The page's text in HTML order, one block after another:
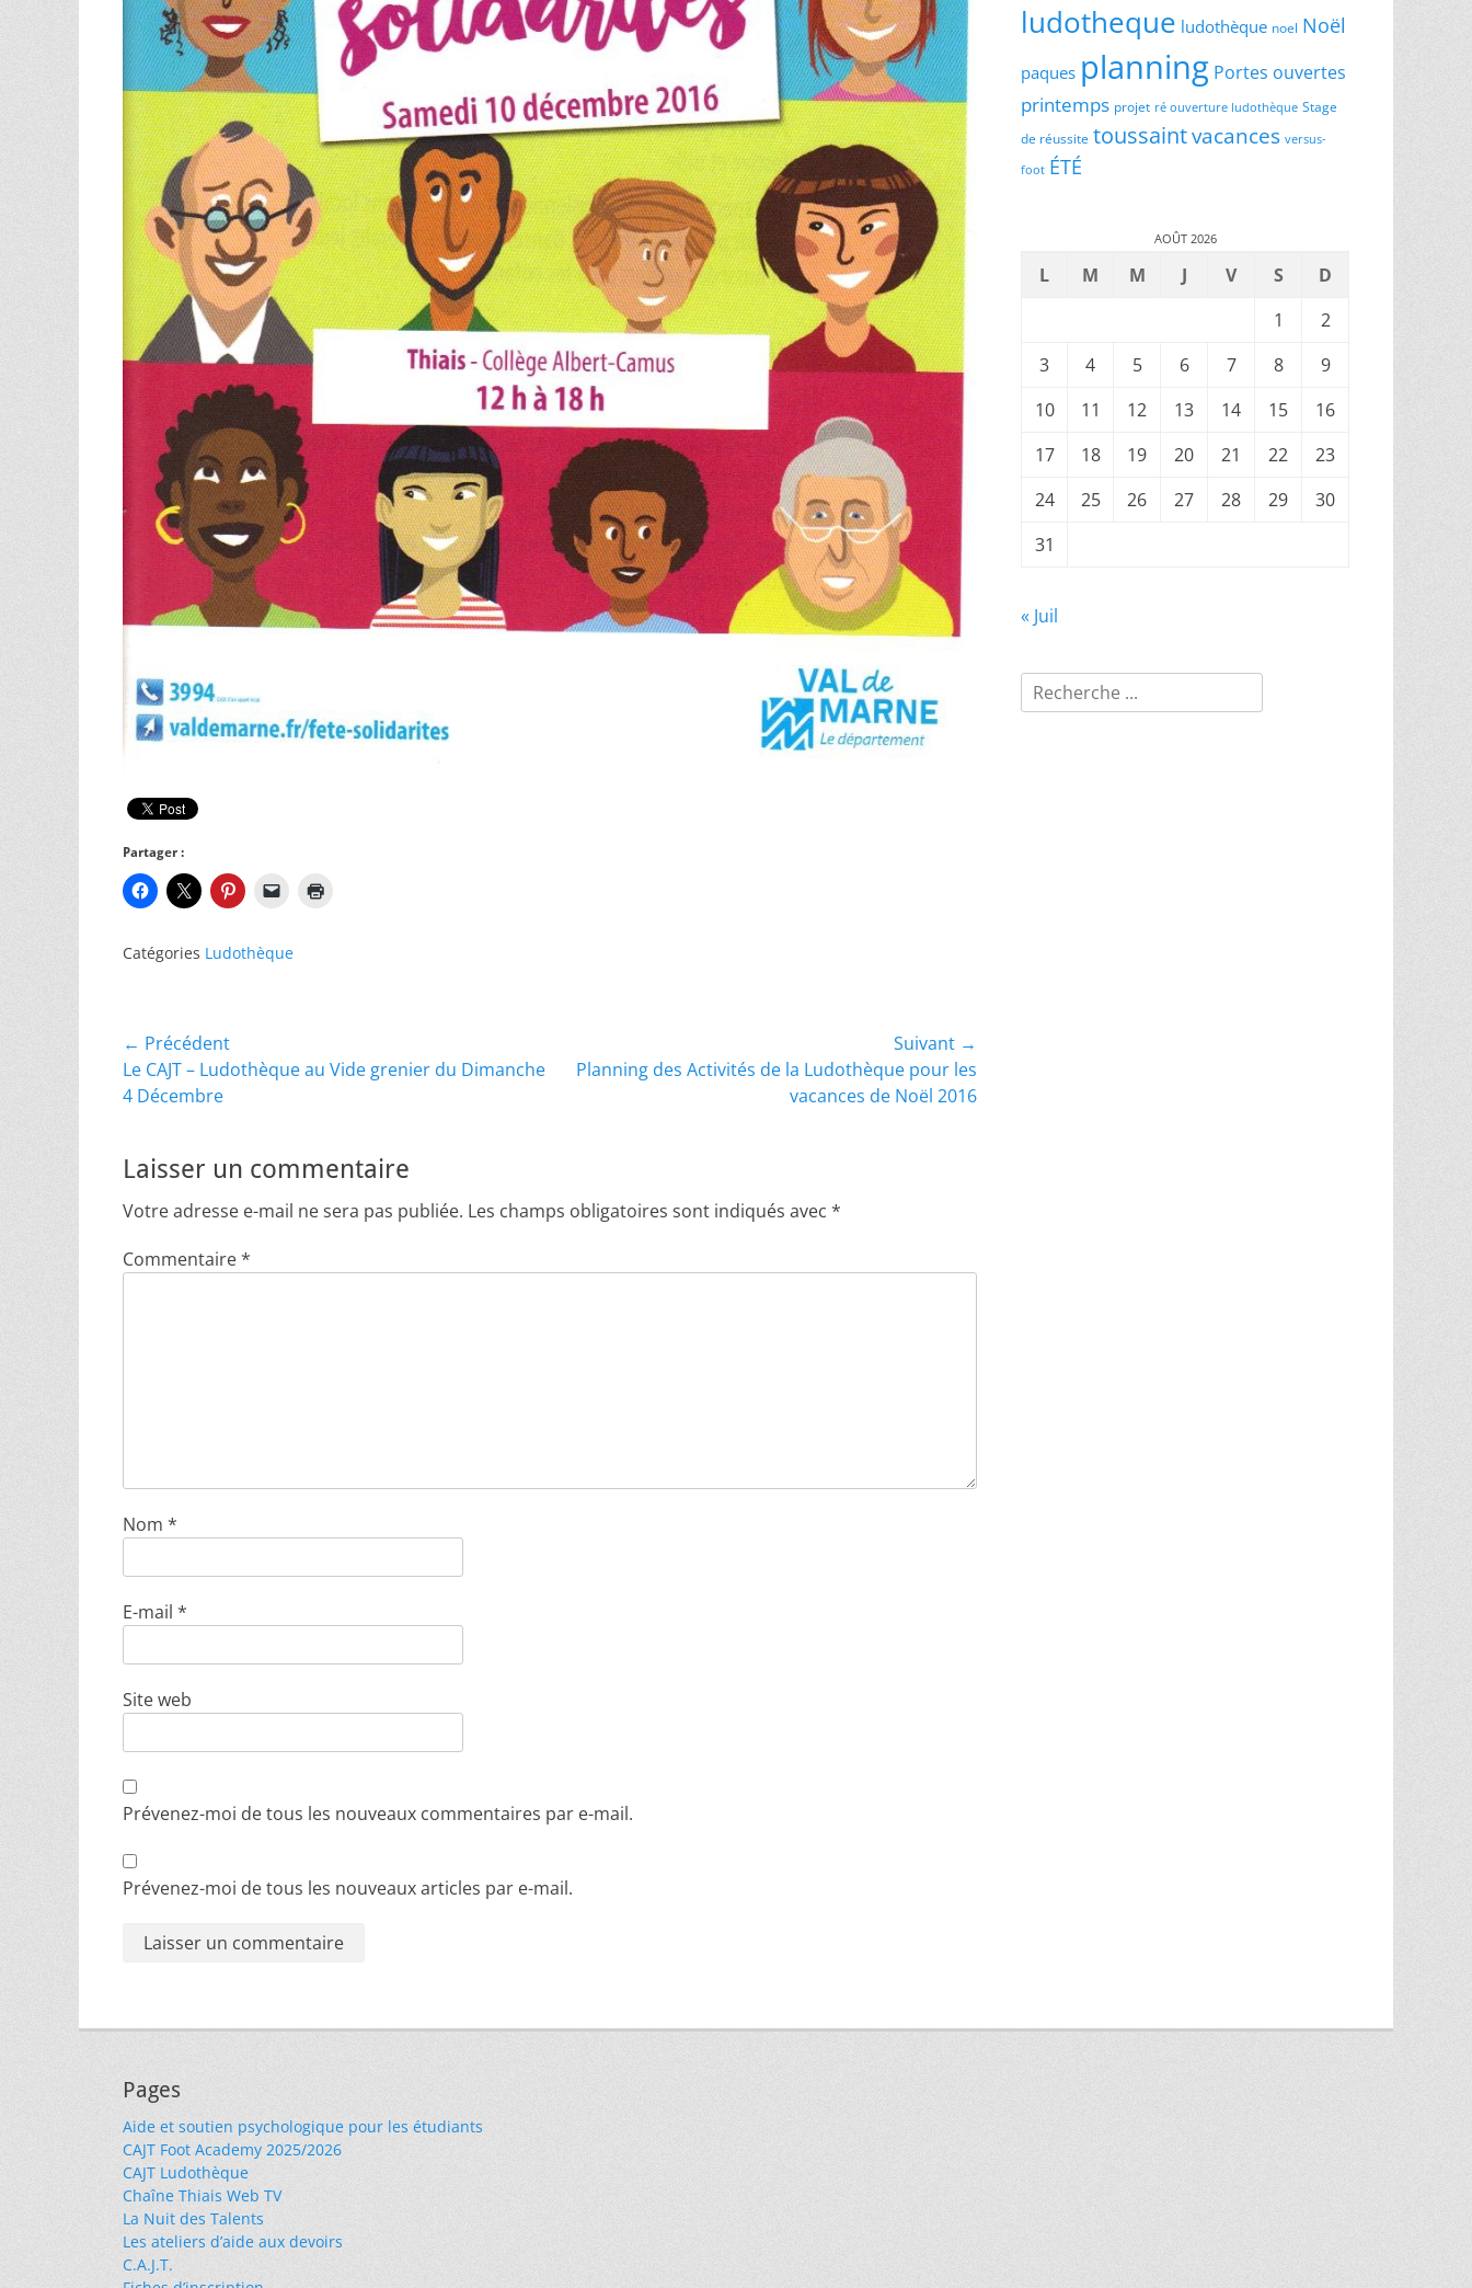
Partager :
Catégories Ludothèque
Navigation
de
← Précédent
Article
précédent :
Le CAJT – Ludothèque au Vide grenier du Dimanche
4 Décembre
Suivant →
Article
Planning des Activités de la Ludothèque pour les
vacances de Noël 2016
Laisser un commentaire
Votre adresse e-mail ne sera pas publiée. Les champs obligatoires sont indiqués avec *
Commentaire*
Nom *
E-mail *
Site web
Prévenez-moi de tous les nouveaux commentaires par e-mail.
Prévenez-moi de tous les nouveaux articles par e-mail.
ludotheque ludothèque noel Noël
paques planning Portes ouvertes
printemps projet ré ouverture ludothèque Stage
de réussite toussaintvacances versus-
foot ÉTÉ
AOÛT 2026
L M M J V S
D
1
2
3
4 5 6 7 8
9
10
11 12 13 14 15
16
17
18 19 20 21 22
23
24
25 26 27 28 29
30
31
« Juil
Rechercher :
Pages
Aide et soutien psychologique pour les étudiants
CAJT Foot Academy 2025/2026
CAJT Ludothèque
Chaîne Thiais Web TV
La Nuit des Talents
Les ateliers d’aide aux devoirs
C.A.J.T.